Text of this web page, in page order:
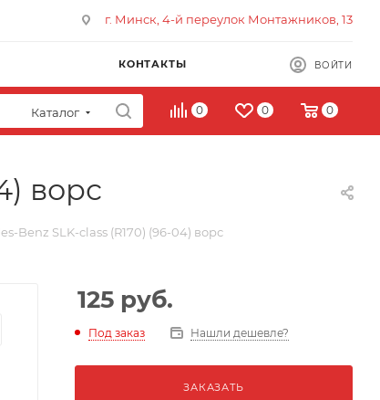
г. Минск, 4-й переулок Монтажников, 13
КОНТАКТЫ ВОЙТИ
Каталог 0 0 0
ворс
Benz SLK-class (R170) (96-04) ворс
125 руб.
Под заказ Нашли дешевле?
ЗАКАЗАТЬ